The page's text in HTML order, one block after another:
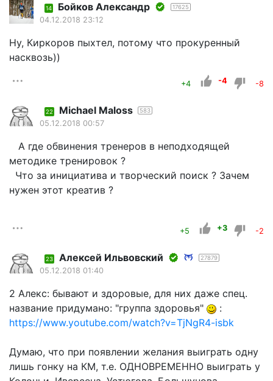
14 Бойков Александр 17625
04.12.2018 23:12
Ну, Киркоров пыхтел, потому что прокуренный
насквозь))
+4 -4 -8
22 Michael Maloss 583
05.12.2018 00:57
А где обвинения тренеров в неподходящей
методике тренировок ?
Что за инициатива и творческий поиск ? Зачем
нужен этот креатив ?
+5 +3 -2
23 Алексей Ильвовский 27879
05.12.2018 01:40
2 Алекс: бывают и здоровые, для них даже спец.
название придумано: "группа здоровья"
:
https://www.youtube.com/watch?v=TjNgR4-isbk
Думаю, что при появлении желания выиграть одну
лишь гонку на КМ, т.е. ОДНОВРЕМЕННО выиграть у